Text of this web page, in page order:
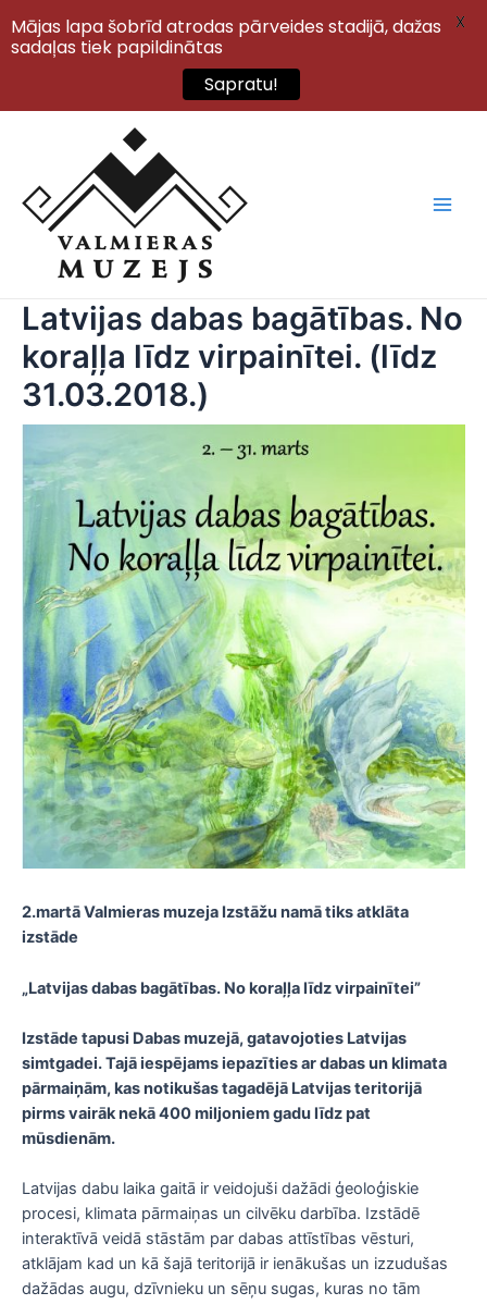
Latvijas dabas bagātības. No
koraļļa līdz virpainītei. (līdz
31.03.2018.)
2.martā Valmieras muzeja Izstāžu namā tiks atklāta
izstāde
„Latvijas dabas bagātības. No koraļļa līdz virpainītei”
Izstāde tapusi Dabas muzejā, gatavojoties Latvijas
simtgadei. Tajā iespējams iepazīties ar dabas un klimata
pārmaiņām, kas notikušas tagadējā Latvijas teritorijā
pirms vairāk nekā 400 miljoniem gadu līdz pat
mūsdienām.
Latvijas dabu laika gaitā ir veidojuši dažādi ģeoloģiskie
procesi, klimata pārmaiņas un cilvēku darbība. Izstādē
interaktīvā veidā stāstām par dabas attīstības vēsturi,
atklājam kad un kā šajā teritorijā ir ienākušas un izzudušas
dažādas augu, dzīvnieku un sēņu sugas, kuras no tām
Mājas lapa šobrīd atrodas pārveides stadijā, dažas
sadaļas tiek papildinātas
Sapratu!
X